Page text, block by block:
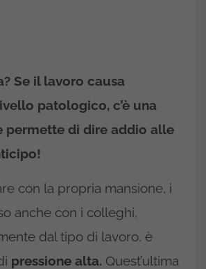
Se il lavoro causa
patologico, c’è una
permette di dire addio alle
con la propria mansione, i
anche con i colleghi,
dal tipo di lavoro, è
pressione alta. Quest’ultima